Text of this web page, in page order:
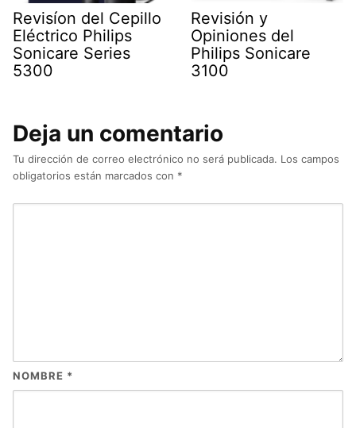
Revisíon del Cepillo
Eléctrico Philips
Sonicare Series
5300
Revisión y
Opiniones del
Philips Sonicare
3100
Deja un comentario
Tu dirección de correo electrónico no será publicada. Los campos
obligatorios están marcados con *
NOMBRE *